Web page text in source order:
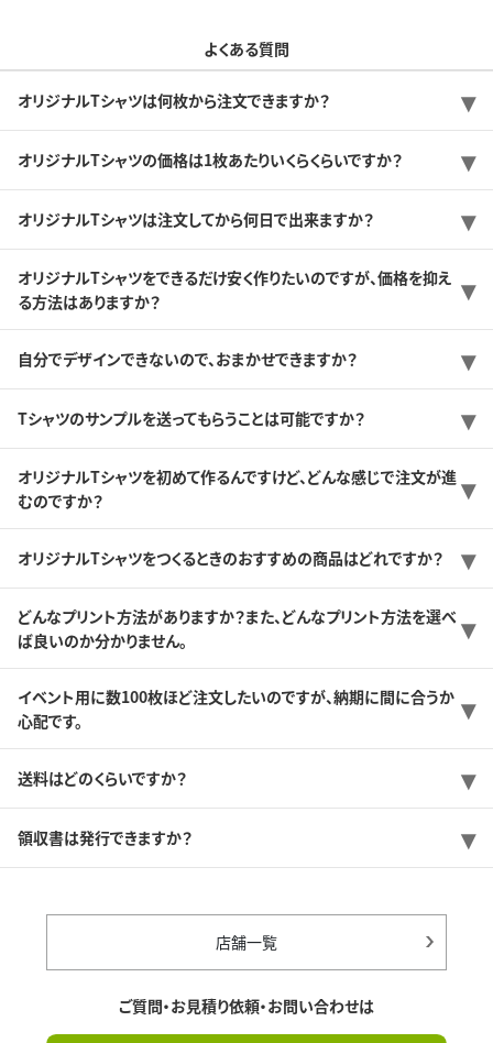
よくある質問
オリジナルTシャツは何枚から注文できますか？
オリジナルTシャツの価格は1枚あたりいくらくらいですか？
オリジナルTシャツは注文してから何日で出来ますか？
オリジナルTシャツをできるだけ安く作りたいのですが、価格を抑え
る方法はありますか？
自分でデザインできないので、おまかせできますか？
Tシャツのサンプルを送ってもらうことは可能ですか？
オリジナルTシャツを初めて作るんですけど、どんな感じで注文が進
むのですか？
オリジナルTシャツをつくるときのおすすめの商品はどれですか？
どんなプリント方法がありますか？また、どんなプリント方法を選べ
ば良いのか分かりません。
イベント用に数100枚ほど注文したいのですが、納期に間に合うか
心配です。
送料はどのくらいですか？
領収書は発行できますか？
店舗一覧
ご質問・お見積り依頼・お問い合わせは